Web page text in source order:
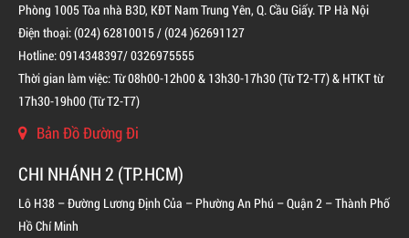
BÌNH CHỮA CHÁY ĐỘC LẬP KHÍ FM200
Phòng 1005 Tòa nhà B3D, KĐT Nam Trung Yên, Q. Cầu Giấy. TP Hà Nội
Điện thoại: (024) 62810015 / (024 )62691127
Hotline: 0914348397/ 0326975555
Thời gian làm việc: Từ 08h00-12h00 & 13h30-17h30 (Từ T2-T7) & HTKT từ
17h30-19h00 (Từ T2-T7)
Bản Đồ Đường Đi
CHI NHÁNH 2 (TP.HCM)
Lô H38 – Đường Lương Định Của – Phường An Phú – Quận 2 – Thành Phố
Hồ Chí Minh